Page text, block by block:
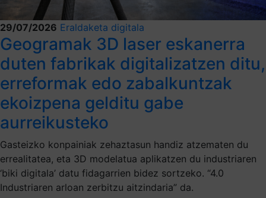
29/07/2026 Eraldaketa digitala
Geogramak 3D laser eskanerra
duten fabrikak digitalizatzen ditu,
erreformak edo zabalkuntzak
ekoizpena gelditu gabe
aurreikusteko
Gasteizko konpainiak zehaztasun handiz atzematen du
errealitatea, eta 3D modelatua aplikatzen du industriaren
‘biki digitala’ datu fidagarrien bidez sortzeko. “4.0
Industriaren arloan zerbitzu aitzindaria” da.